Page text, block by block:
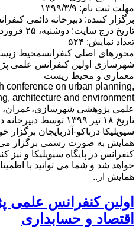
مهلت ثبت نام: ۱۳۹۹/۳/۹
برگزار کننده: دبیرخانه دائمی
تاریخ درج سایت: دوشنبه، ۲۵ فروردین، ۱۳۹۹
تعداد نمایش: ۵۲۴
محورهای اصلی کنفرانسمحیط
شهرسازی اولین کنفرانس علمی
معماری و محیط زیست
conference on urban planning,
علمی پژوهشی
تاریخ ۱۸ تیر ۱۳۹۹
سیویلیکا درباكو-آذربايجان برگزار
همایش به صورت رسمی برگزار می
کنفرانس در پایگاه سیویلیکا و
خواهد شد و شما می توانید با
همایش ار..
اولین کنفرانس
اقتصاد و حسابداری